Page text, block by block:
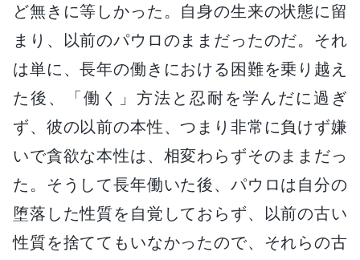
ど無きに等しかった。自身の生来の状態に留
まり、以前のパウロのままだったのだ。それ
は単に、長年の働きにおける困難を乗り越え
た後、「働く」方法と忍耐を学んだに過ぎ
ず、彼の以前の本性、つまり非常に負けず嫌
いで貪欲な本性は、相変わらずそのままだっ
た。そうして長年働いた後、パウロは自分の
堕落した性質を自覚しておらず、以前の古い
性質を捨ててもいなかったので、それらの古